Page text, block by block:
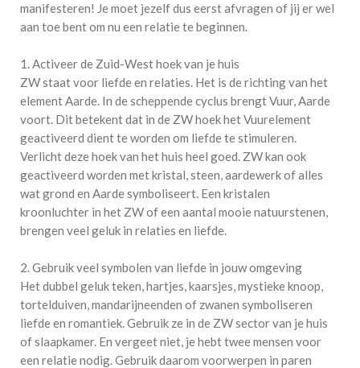
manifesteren! Je moet jezelf dus eerst afvragen of jij er wel
aan toe bent om nu een relatie te beginnen.
1. Activeer de Zuid-West hoek van je huis
ZW staat voor liefde en relaties. Het is de richting van het
element Aarde. In de scheppende cyclus brengt Vuur, Aarde
voort. Dit betekent dat in de ZW hoek het Vuurelement
geactiveerd dient te worden om liefde te stimuleren.
Verlicht deze hoek van het huis heel goed. ZW kan ook
geactiveerd worden met kristal, steen, aardewerk of alles
wat grond en Aarde symboliseert. Een kristalen
kroonluchter in het ZW of een aantal mooie natuurstenen,
brengen veel geluk in relaties en liefde.
2. Gebruik veel symbolen van liefde in jouw omgeving
Het dubbel geluk teken, hartjes, kaarsjes, mystieke knoop,
tortelduiven, mandarijneenden of zwanen symboliseren
liefde en romantiek. Gebruik ze in de ZW sector van je huis
of slaapkamer. En vergeet niet, je hebt twee mensen voor
een relatie nodig. Gebruik daarom voorwerpen in paren